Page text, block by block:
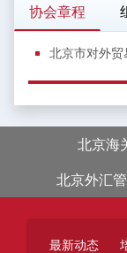
协会章程
北京市对外
北京海
北京外汇
最新动态